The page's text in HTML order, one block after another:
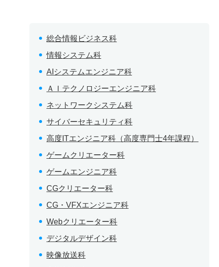
総合情報ビジネス科
情報システム科
AIシステムエンジニア科
ＡＩテクノロジーエンジニア科
ネットワークシステム科
サイバーセキュリティ科
高度ITエンジニア科（高度専門士4年課程）
ゲームクリエーター科
ゲームエンジニア科
CGクリエーター科
CG・VFXエンジニア科
Webクリエーター科
デジタルデザイン科
映像放送科